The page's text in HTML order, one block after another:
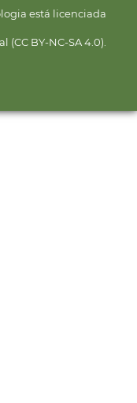
está licenciada
BY-NC-SA 4.0).